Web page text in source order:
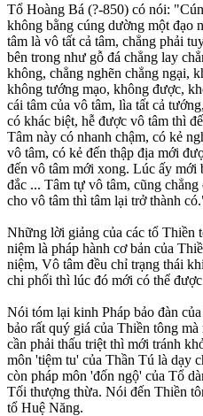
Tổ Hoàng Bá (?-850) có nói:
không bằng cúng dường một đạo
tâm là vô tất cả tâm, chẳng phải
bên trong như gỗ đá chẳng lay
không, chẳng nghẽn chẳng ngại,
không tướng mạo, không được,
cái tâm của vô tâm, lìa tất cả
có khác biệt, hễ được vô tâm thì
Tâm này có nhanh chậm, có kẻ
vô tâm, có kẻ đến thập địa mới
đến vô tâm mới xong. Lúc ấy mới
đắc ... Tâm tự vô tâm, cũng
cho vô tâm thì tâm lại trở thành
Những lời giảng của các tổ
niệm là pháp hành cơ bản của
niệm, Vô tâm đều chỉ trạng thái
chi phối thì lúc đó mới có thể
Nói tóm lại kinh Pháp bảo đàn
bảo rất quý giá của Thiền tông
cần phải thấu triệt thì mới tránh
môn 'tiệm tu' của Thần Tú là dạy
còn pháp môn 'đốn ngộ' của Tổ
Tối thượng thừa. Nói đến Thiền
tổ Huệ Năng.